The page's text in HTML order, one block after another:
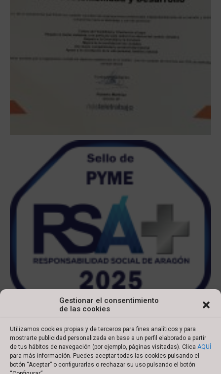
Gestionar el consentimiento
de las cookies
Utilizamos cookies propias y de terceros para fines analíticos y para
mostrarte publicidad personalizada en base a un perfil elaborado a partir
de tus hábitos de navegación (por ejemplo, páginas visitadas). Clica AQUÍ
para más información. Puedes aceptar todas las cookies pulsando el
botón “Aceptar” o configurarlas o rechazar su uso pulsando el botón
Copyright © 2022 Ibersyd